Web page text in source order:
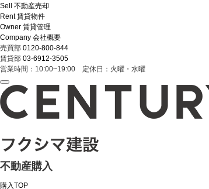
Sell
不動産売却
Rent 賃貸物件
Owner 賃貸管理
Company 会社概要
売買部 0120-800-844
賃貸部 03-6912-3505
営業時間：10:00~19:00 定休日：火曜・水曜
不動産購入
購入TOP